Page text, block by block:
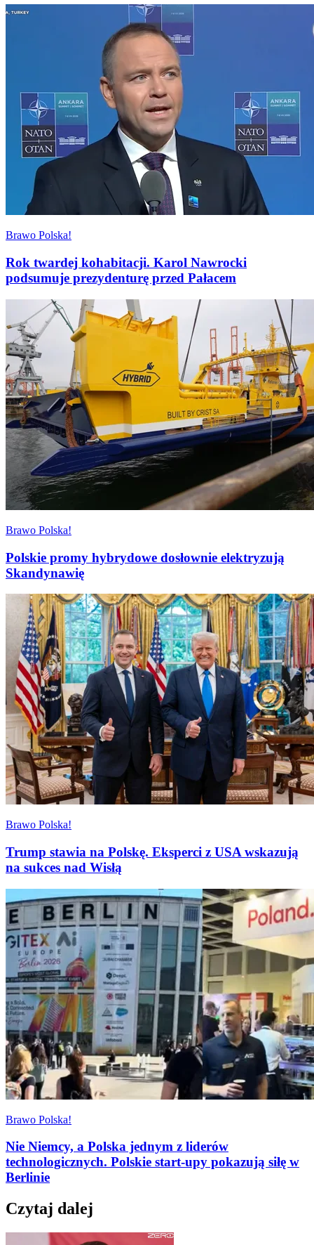
Brawo Polska!
Rok twardej kohabitacji. Karol Nawrocki
podsumuje prezydenturę przed Pałacem
Brawo Polska!
Polskie promy hybrydowe dosłownie elektryzują
Skandynawię
Brawo Polska!
Trump stawia na Polskę. Eksperci z USA wskazują
na sukces nad Wisłą
Brawo Polska!
Nie Niemcy, a Polska jednym z liderów
technologicznych. Polskie start-upy pokazują siłę w
Berlinie
Czytaj dalej